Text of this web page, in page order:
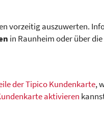
vorzeitig auszuwerten.
in Raunheim oder über
der Tipico Kundenkarte,
aktivieren